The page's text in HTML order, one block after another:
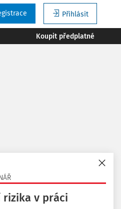
Přihlásit
Koupit předplatné
rizika v práci